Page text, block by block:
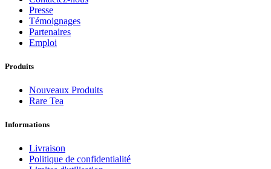
Presse
Témoignages
Partenaires
Emploi
Produits
Nouveaux Produits
Rare Tea
Informations
Livraison
Politique de confidentialité